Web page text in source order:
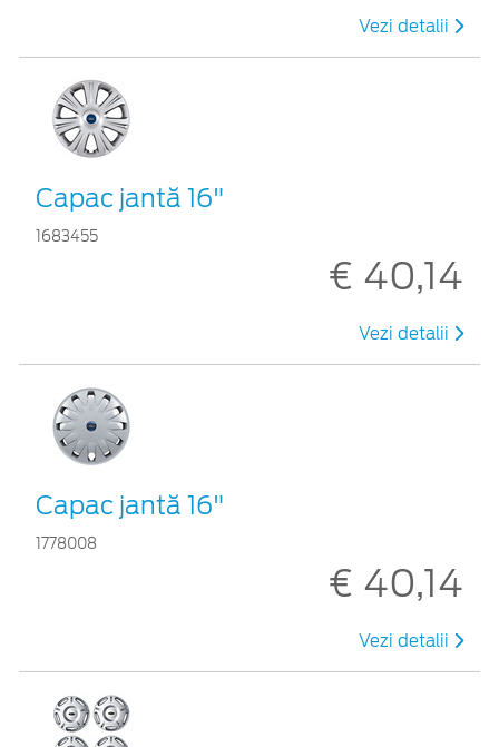
Vezi detalii
Capac jantă 16"
1683455
€ 40,14
Vezi detalii
Capac jantă 16"
1778008
€ 40,14
Vezi detalii